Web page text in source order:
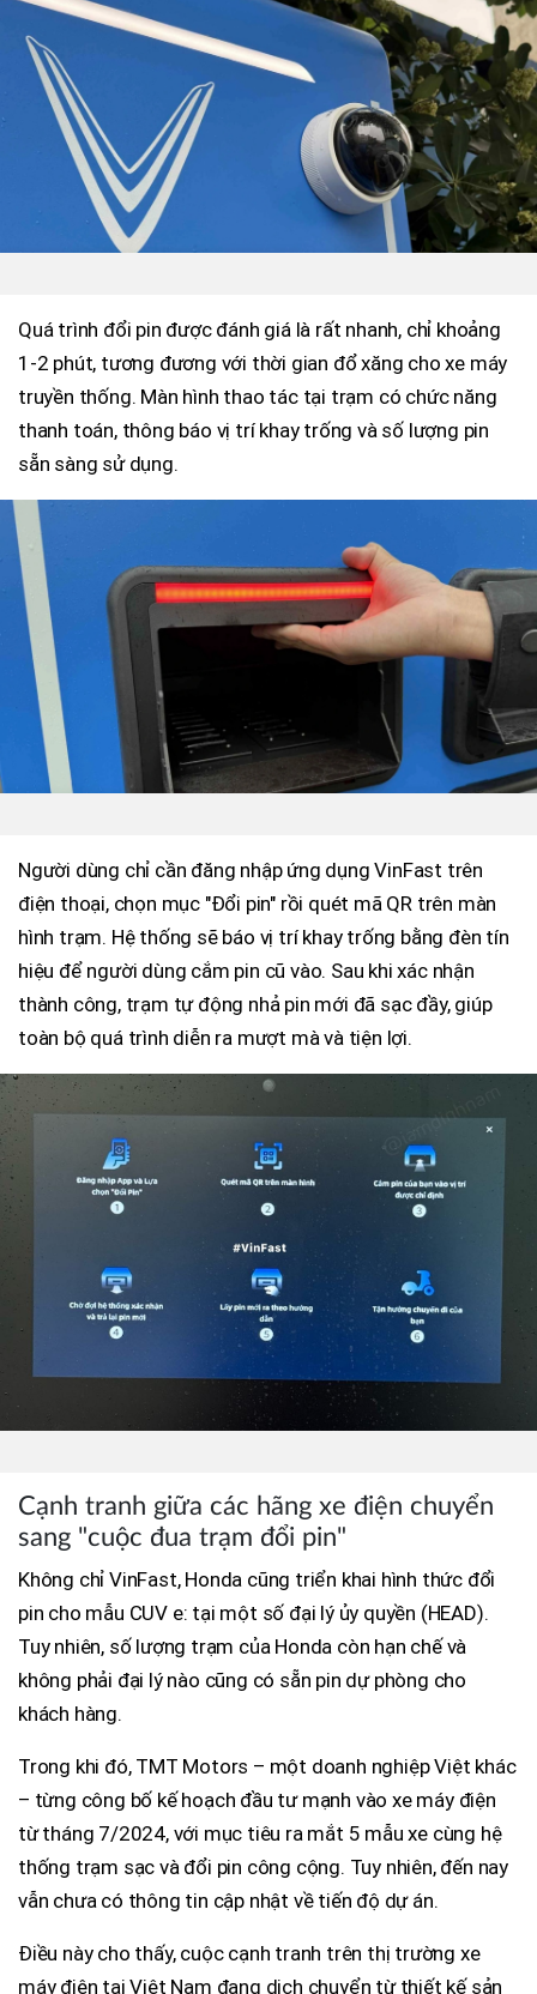
Quá trình đổi pin được đánh giá là rất nhanh, chỉ khoảng
1-2 phút, tương đương với thời gian đổ xăng cho xe máy
truyền thống. Màn hình thao tác tại trạm có chức năng
thanh toán, thông báo vị trí khay trống và số lượng pin
sẵn sàng sử dụng.
Người dùng chỉ cần đăng nhập ứng dụng VinFast trên
điện thoại, chọn mục "Đổi pin" rồi quét mã QR trên màn
hình trạm. Hệ thống sẽ báo vị trí khay trống bằng đèn tín
hiệu để người dùng cắm pin cũ vào. Sau khi xác nhận
thành công, trạm tự động nhả pin mới đã sạc đầy, giúp
toàn bộ quá trình diễn ra mượt mà và tiện lợi.
Cạnh tranh giữa các hãng xe điện chuyển
sang "cuộc đua trạm đổi pin"
Không chỉ VinFast, Honda cũng triển khai hình thức đổi
pin cho mẫu CUV e: tại một số đại lý ủy quyền (HEAD).
Tuy nhiên, số lượng trạm của Honda còn hạn chế và
không phải đại lý nào cũng có sẵn pin dự phòng cho
khách hàng.
Trong khi đó, TMT Motors – một doanh nghiệp Việt khác
– từng công bố kế hoạch đầu tư mạnh vào xe máy điện
từ tháng 7/2024, với mục tiêu ra mắt 5 mẫu xe cùng hệ
thống trạm sạc và đổi pin công cộng. Tuy nhiên, đến nay
vẫn chưa có thông tin cập nhật về tiến độ dự án.
Điều này cho thấy, cuộc cạnh tranh trên thị trường xe
máy điện tại Việt Nam đang dịch chuyển từ thiết kế sản